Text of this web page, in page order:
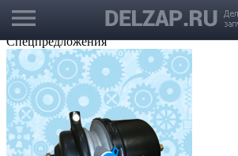
menu
Выбрать город
Корзина
Заказать звонок
Спецпредложения